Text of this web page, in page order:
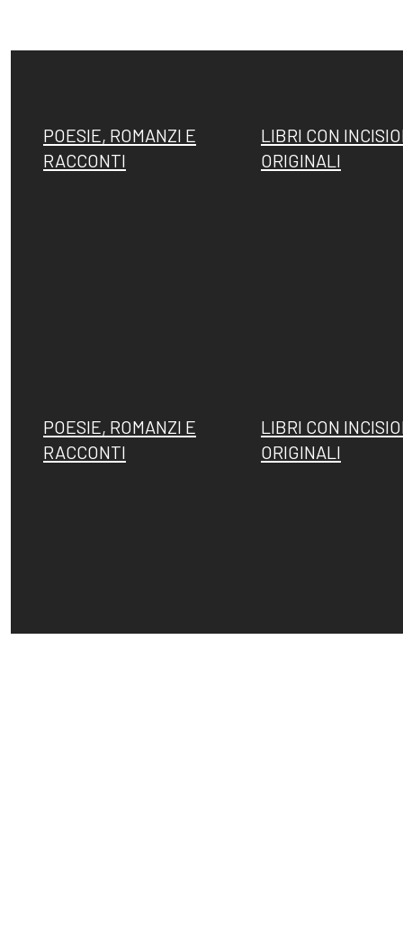
POESIE, ROMANZI E
RACCONTI
LIBRI CON
ORIGINALI
POESIE, ROMANZI E
RACCONTI
LIBRI CON
ORIGINALI